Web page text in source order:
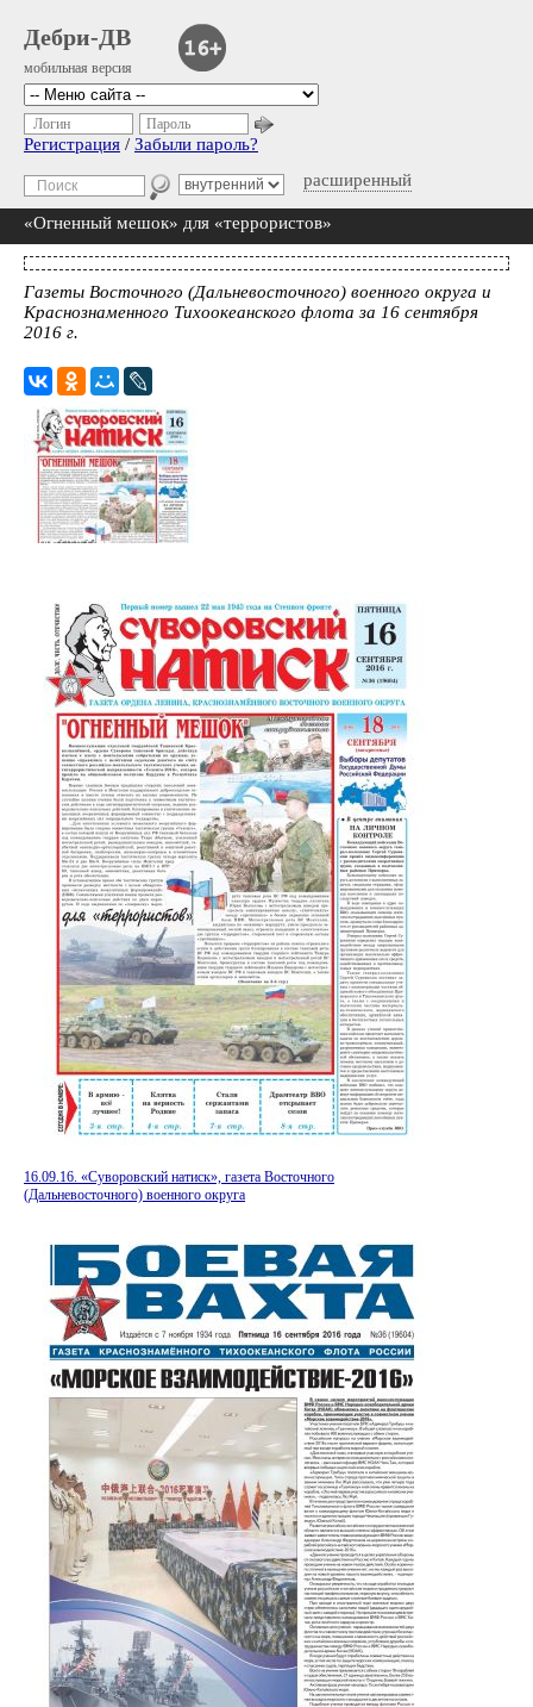
Дебри-ДВ
мобильная версия
расширенный
Логин Пароль
Регистрация / Забыли пароль?
«Огненный мешок» для «террористов»
Газеты Восточного (Дальневосточного) военного округа и
Краснознаменного Тихоокеанского флота за 16 сентября
2016 г.
16.09.16. «Суворовский натиск», газета Восточного
(Дальневосточного) военного округа